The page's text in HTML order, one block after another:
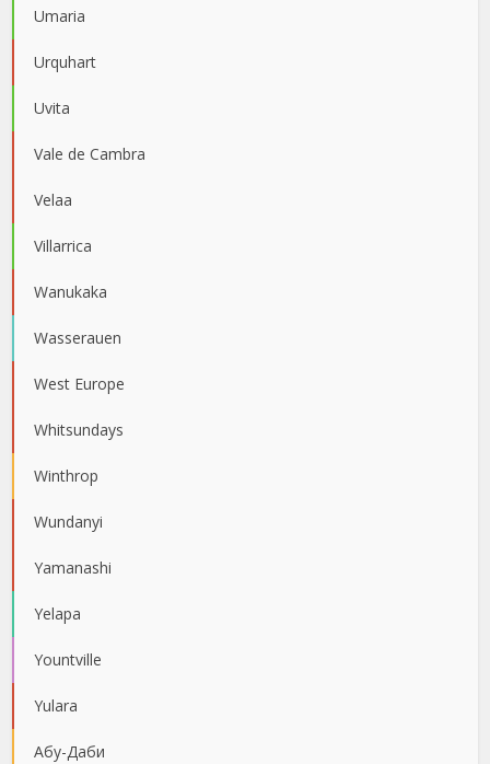
Umaria
Urquhart
Uvita
Vale de Cambra
Velaa
Villarrica
Wanukaka
Wasserauen
West Europe
Whitsundays
Winthrop
Wundanyi
Yamanashi
Yelapa
Yountville
Yulara
Абу-Даби